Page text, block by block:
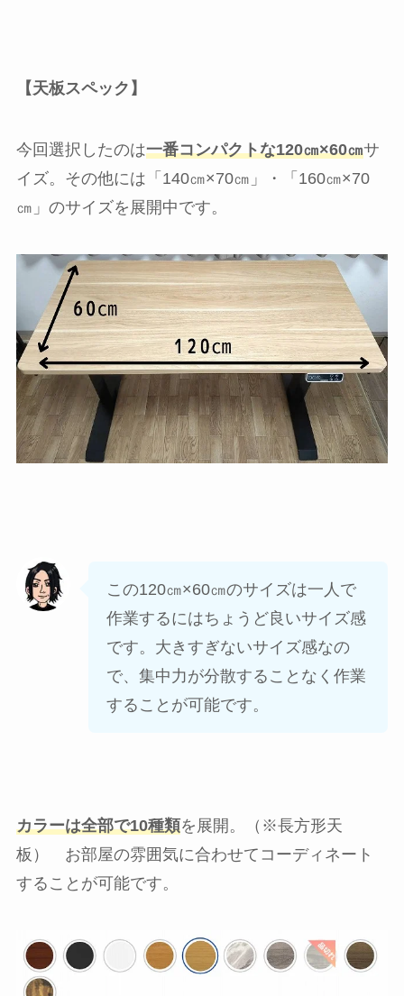
【天板スペック】
今回選択したのは一番コンパクトな120㎝×60㎝サ
イズ。その他には「140㎝×70㎝」・「160㎝×70
㎝」のサイズを展開中です。
この120㎝×60㎝のサイズは一人で
作業するにはちょうど良いサイズ感
です。大きすぎないサイズ感なの
で、集中力が分散することなく作業
することが可能です。
カラーは全部で10種類を展開。（※長方形天
板） お部屋の雰囲気に合わせてコーディネート
することが可能です。